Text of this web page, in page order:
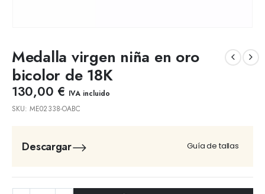
Medalla virgen niña en oro
bicolor de 18K
130,00 € IVA incluido
SKU:ME02338-OABC
Descargar Guía de tallas